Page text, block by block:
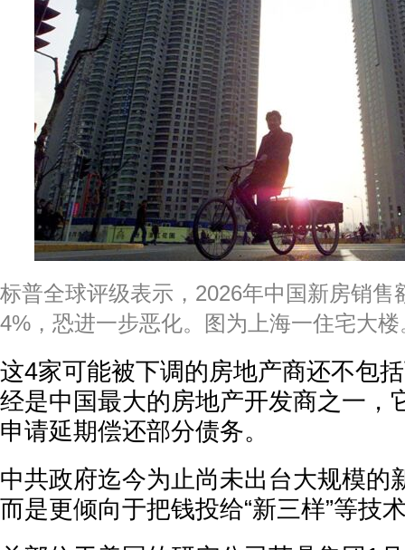
标普全球评级表示，2026年中国新房销售
4%，恐进一步恶化。图为上海一住宅大
这4家可能被下调的房地产商还不包
经是中国最大的房地产开发商之一，
申请延期偿还部分债务。
中共政府迄今为止尚未出台大规模的
而是更倾向于把钱投给“新三样”等技